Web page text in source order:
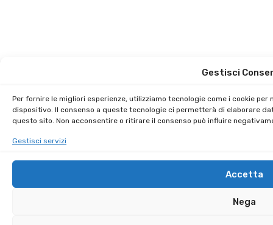
Gestisci
Per fornire le migliori esperienze, utilizziamo tecnologie come i cookie
dispositivo. Il consenso a queste tecnologie ci permetterà di elaborare
questo sito. Non acconsentire o ritirare il consenso può influire
Gestisci servizi
Accetta
Nega